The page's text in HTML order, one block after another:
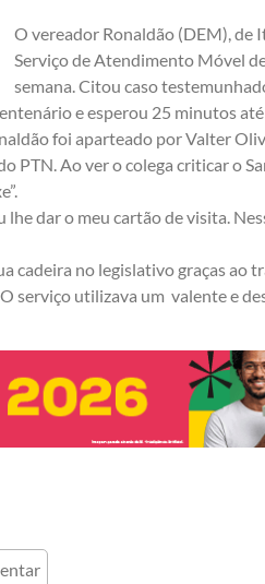
O vereador Ronaldão (DEM), de
Serviço de Atendimento Móvel
semana. Citou caso
e esperou 25 minutos
foi aparteado por Valter
PTN. Ao ver o colega criticar o
lhe dar o meu cartão de visita.
cadeira no legislativo graças ao
serviço utilizava um valente e